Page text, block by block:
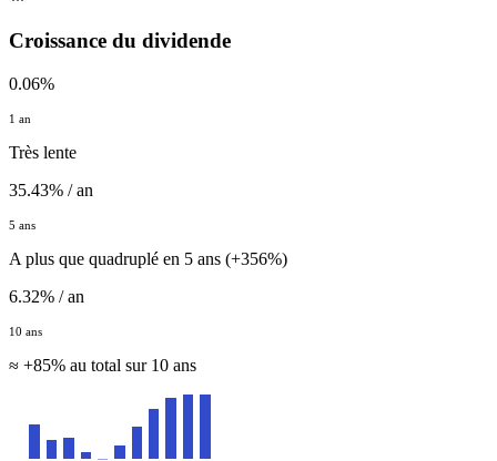
Croissance du dividende
0.06%
1 an
Très lente
35.43% / an
5 ans
A plus que quadruplé en 5 ans (+356%)
6.32% / an
10 ans
≈ +85% au total sur 10 ans